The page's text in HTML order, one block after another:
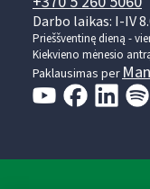
Darbo laikas: I-IV
Prieššventinę dieną -
Kiekvieno mėnesio
Paklausimas per